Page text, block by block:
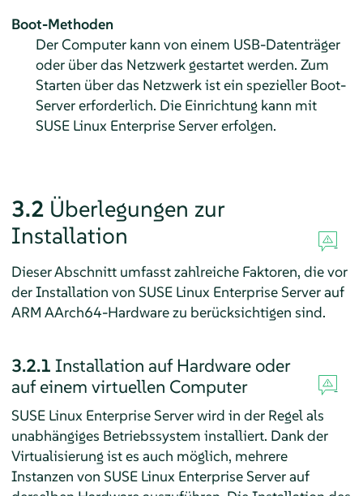
Boot-Methoden
Der Computer kann von einem USB-Datenträger
oder über das Netzwerk gestartet werden. Zum
Starten über das Netzwerk ist ein spezieller Boot-
Server erforderlich. Die Einrichtung kann mit
SUSE Linux Enterprise Server erfolgen.
3.2 Überlegungen zur
Installation
Dieser Abschnitt umfasst zahlreiche Faktoren, die vor
der Installation von SUSE Linux Enterprise Serverauf
ARM AArch64-Hardware zu berücksichtigen sind.
3.2.1 Installation auf Hardware oder
auf einem virtuellen Computer
SUSE Linux Enterprise Serverwird in der Regel als
unabhängiges Betriebssystem installiert. Dank der
Virtualisierung ist es auch möglich, mehrere
Instanzen von SUSE Linux Enterprise Serverauf